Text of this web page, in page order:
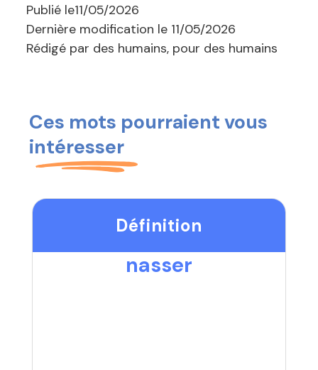
Publié le11/05/2026
Dernière modification le 11/05/2026
Rédigé par des humains, pour des humains
Ces mots pourraient vous
intéresser
Définition
nasser